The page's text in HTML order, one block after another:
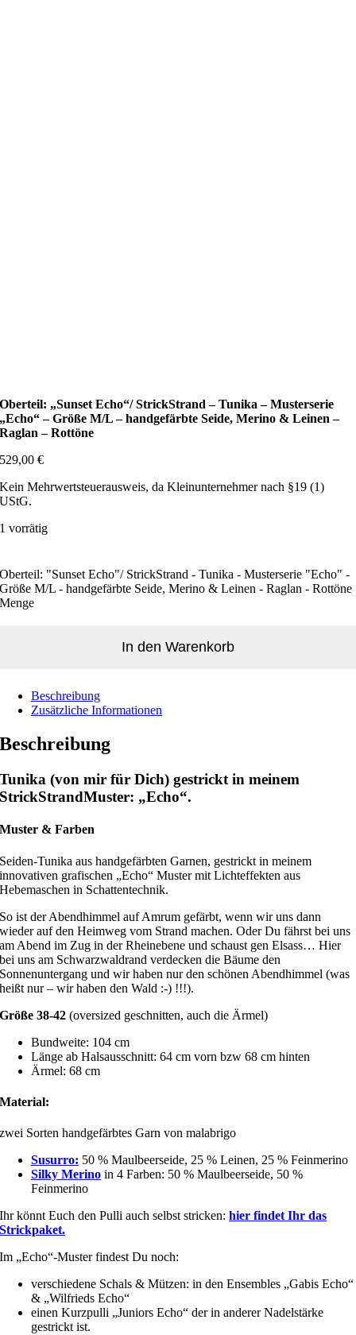
Oberteil: „Sunset Echo“/ StrickStrand – Tunika – Musterserie
„Echo“ – Größe M/L – handgefärbte Seide, Merino & Leinen –
Raglan – Rottöne
529,00€
Kein Mehrwertsteuerausweis, da Kleinunternehmer nach §19 (1)
UStG.
1 vorrätig
Oberteil: "Sunset Echo"/ StrickStrand - Tunika - Musterserie "Echo" -
Größe M/L - handgefärbte Seide, Merino & Leinen - Raglan - Rottöne
Menge
In den Warenkorb
Beschreibung
Zusätzliche Informationen
Beschreibung
Tunika (von mir für Dich) gestrickt in meinem
StrickStrandMuster: „Echo“.
Muster & Farben
Seiden-Tunika aus handgefärbten Garnen, gestrickt in meinem
innovativen grafischen „Echo“ Muster mit Lichteffekten aus
Hebemaschen in Schattentechnik.
So ist der Abendhimmel auf Amrum gefärbt, wenn wir uns dann
wieder auf den Heimweg vom Strand machen. Oder Du fährst bei uns
am Abend im Zug in der Rheinebene und schaust gen Elsass… Hier
bei uns am Schwarzwaldrand verdecken die Bäume den
Sonnenuntergang und wir haben nur den schönen Abendhimmel (was
heißt nur – wir haben den Wald :-) !!!).
Größe 38-42 (oversized geschnitten, auch die Ärmel)
Bundweite: 104 cm
Länge ab Halsausschnitt: 64 cm vorn bzw 68 cm hinten
Ärmel: 68 cm
Material:
zwei Sorten handgefärbtes Garn von malabrigo
Susurro: 50 % Maulbeerseide, 25 % Leinen, 25 % Feinmerino
Silky Merino in 4 Farben: 50 % Maulbeerseide, 50 %
Feinmerino
Ihr könnt Euch den Pulli auch selbst stricken:hier findet Ihr das
Strickpaket.
Im „Echo“-Muster findest Du noch:
verschiedene Schals & Mützen: in den Ensembles „Gabis Echo“
& „Wilfrieds Echo“
einen Kurzpulli „Juniors Echo“ der in anderer Nadelstärke
gestrickt ist.